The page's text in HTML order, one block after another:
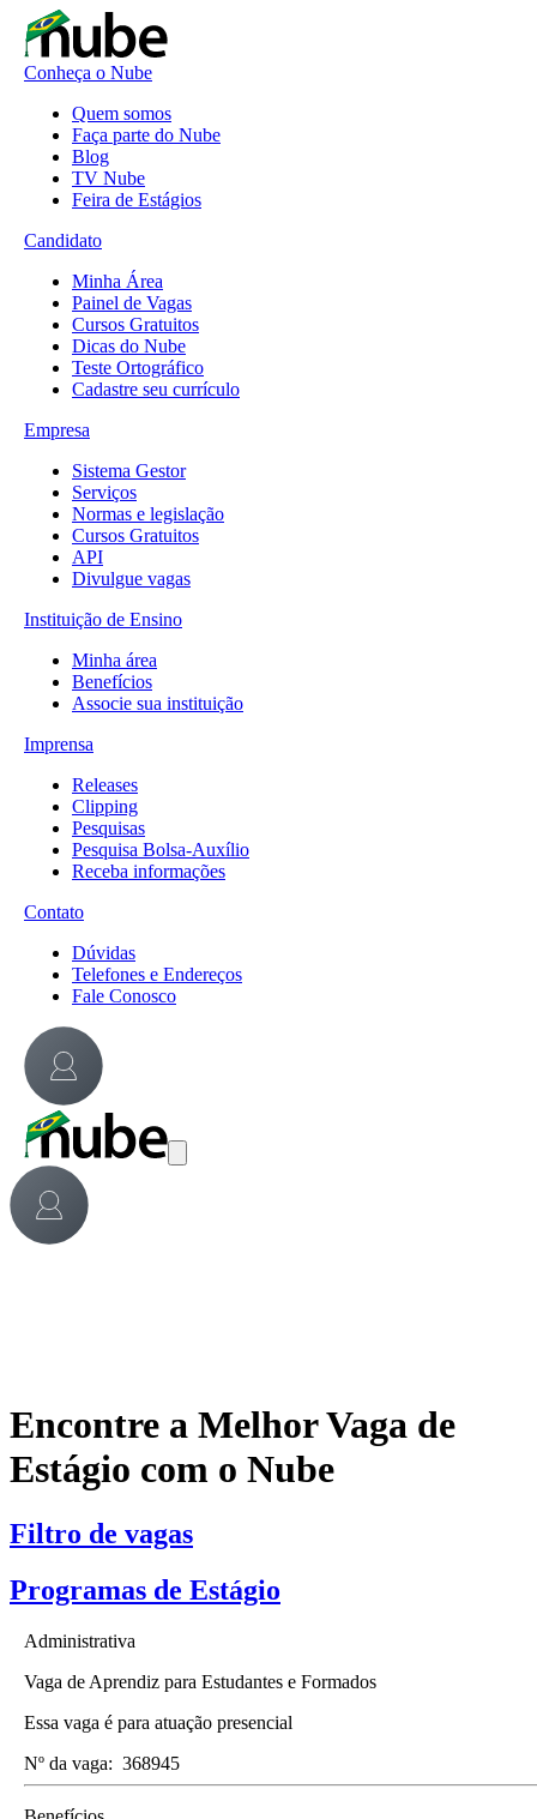
Conheça o Nube
Quem somos
Faça parte do Nube
Blog
TV Nube
Feira de Estágios
Candidato
Minha Área
Painel de Vagas
Cursos Gratuitos
Dicas do Nube
Teste Ortográfico
Cadastre seu currículo
Empresa
Sistema Gestor
Serviços
Normas e legislação
Cursos Gratuitos
API
Divulgue vagas
Instituição de Ensino
Minha área
Benefícios
Associe sua instituição
Imprensa
Releases
Clipping
Pesquisas
Pesquisa Bolsa-Auxílio
Receba informações
Contato
Dúvidas
Telefones e Endereços
Fale Conosco
Encontre a Melhor Vaga de
Estágio com o Nube
Filtro de vagas
Programas de Estágio
Administrativa
Vaga de Aprendiz para Estudantes e Formados
Essa vaga é para atuação presencial
Nº da vaga: 368945